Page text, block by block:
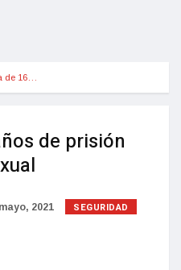
de 16…
de prisión
2021 SEGURIDAD